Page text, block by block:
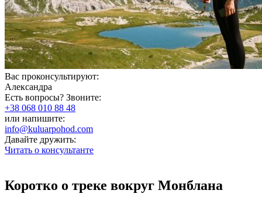
Вас проконсультируют:
Александра
Есть вопросы? Звоните:
+38 068 010 88 48
или напишите:
info@kuluarpohod.com
Давайте дружить:
Читать о консультанте
Коротко о треке вокруг Монблана